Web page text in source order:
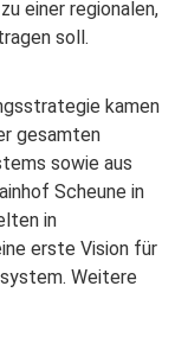
einer regionalen,
soll.
kamen
gesamten
sowie aus
Scheune in
in
erste Vision für
Weitere